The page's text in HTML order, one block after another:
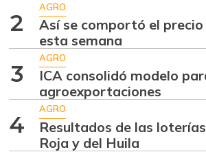
2
AGRO
Así se comportó el
esta semana
3
AGRO
ICA consolidó modelo
agroexportaciones
4
AGRO
Resultados de las
Roja y del Huila